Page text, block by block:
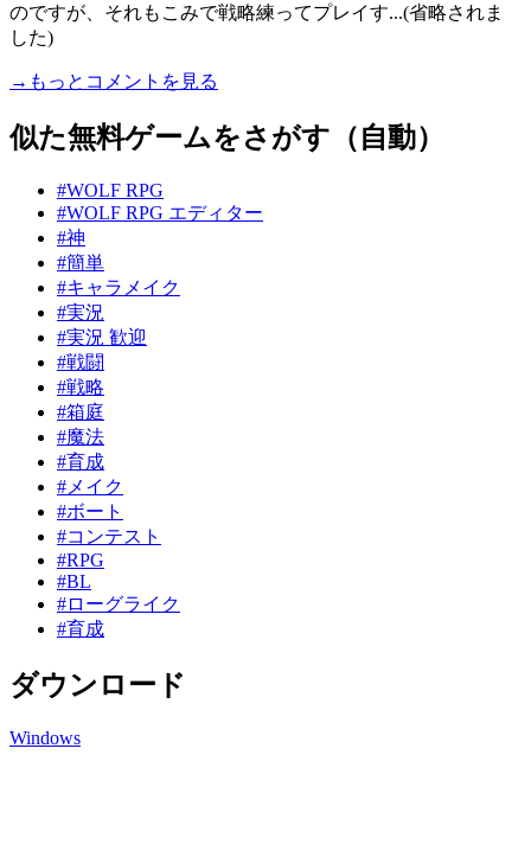
のですが、それもこみで戦略練ってプレイす...(省略されま
した)
→もっとコメントを見る
似た無料ゲームをさがす（自動）
#WOLF RPG
#WOLF RPG エディター
#神
#簡単
#キャラメイク
#実況
#実況 歓迎
#戦闘
#戦略
#箱庭
#魔法
#育成
#メイク
#ボート
#コンテスト
#RPG
#BL
#ローグライク
#育成
ダウンロード
Windows